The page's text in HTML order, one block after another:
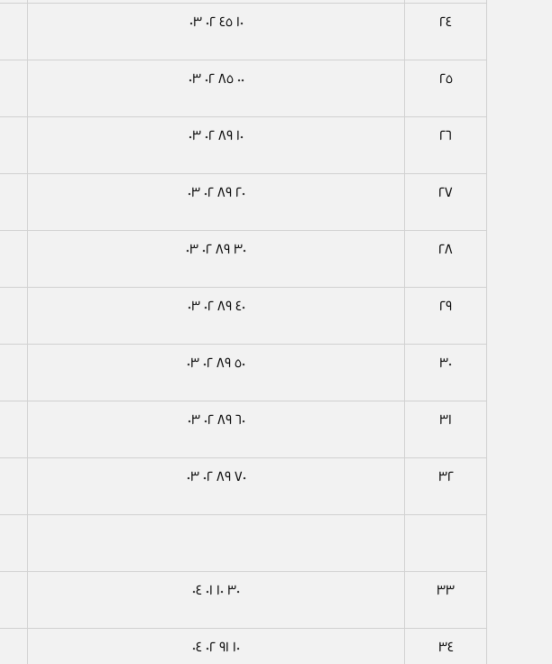
٢٤ ١٠ ٤٥ ٠٢ ٠٣
٢٥ ٠٠ ٨٥ ٠٢ ٠٣
٢٦ ١٠ ٨٩ ٠٢ ٠٣
٢٧ ٢٠ ٨٩ ٠٢ ٠٣
٢٨ ٣٠ ٨٩ ٠٢ ٠٣
٢٩ ٤٠ ٨٩ ٠٢ ٠٣
٣٠ ٥٠ ٨٩ ٠٢ ٠٣
٣١ ٦٠ ٨٩ ٠٢ ٠٣
٣٢ ٧٠ ٨٩ ٠٢ ٠٣
٣٣ ٣٠ ١٠ ٠١ ٠٤
٣٤ ١٠ ٩١ ٠٢ ٠٤